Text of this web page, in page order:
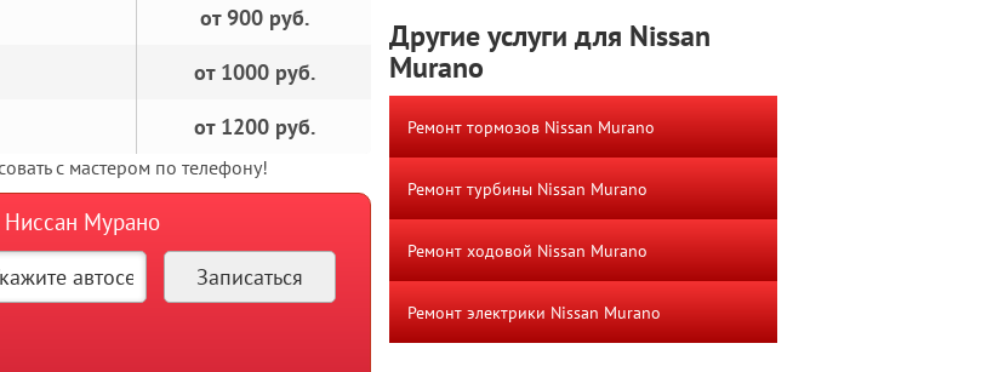
от 900 руб.
от 1000 руб.
от 1200 руб.
с мастером по телефону!
Ниссан Мурано
Другие услуги для Nissan
Murano
Ремонт тормозов Nissan Murano
Ремонт турбины Nissan Murano
Ремонт ходовой Nissan Murano
Ремонт электрики Nissan Murano